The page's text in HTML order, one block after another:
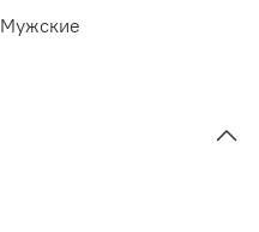
Мужские